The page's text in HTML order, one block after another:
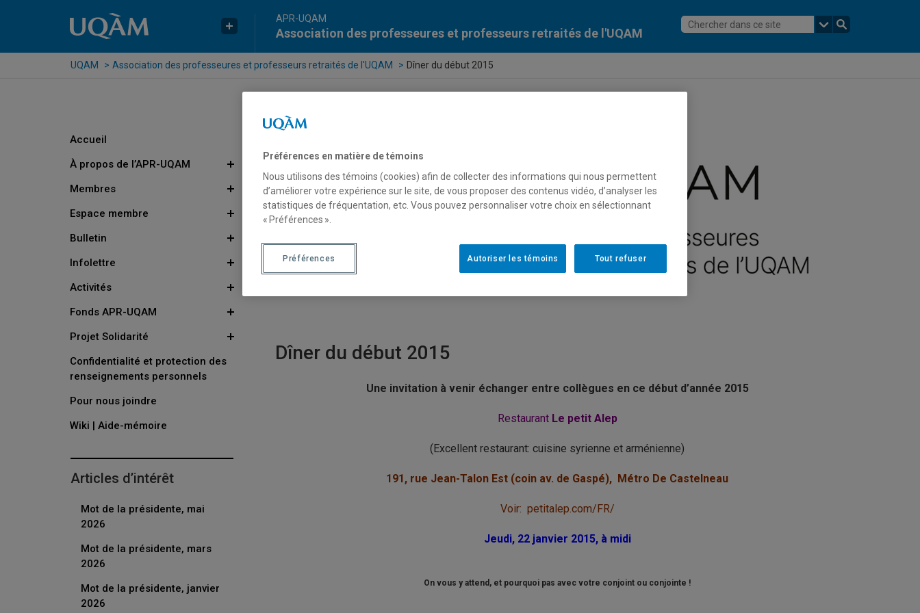
APR-UQAM
Association des professeures et professeurs retraités de l'UQAM
UQAM Association des professeures et professeurs retraités de l'UQAM Dîner du début 2015
Accueil
À propos de l’APR-UQAM
Membres
Espace membre
Bulletin
Infolettre
Activités
Fonds APR-UQAM
Projet Solidarité
Confidentialité et protection des
renseignements personnels
Pour nous joindre
Wiki | Aide-mémoire
Articles d’intérêt
Mot de la présidente, mai
2026
Mot de la présidente, mars
2026
Mot de la présidente, janvier
2026
Dîner du début 2015
Une invitation à venir échanger entre collègues en ce début d’année 2015
RestaurantLe petit Alep
(Excellent restaurant: cuisine syrienne et arménienne)
191, rue Jean-Talon Est (coin av. de Gaspé), Métro De Castelneau
Voir: petitalep.com/FR/
Jeudi, 22 janvier 2015, à midi
On vous y attend, et pourquoi pas avec votre conjoint ou conjointe !
Préférences en matière de témoins
Nous utilisons des témoins (cookies) afin de collecter des informations qui nous permettent
d’améliorer votre expérience sur le site, de vous proposer des contenus vidéo, d’analyser les
statistiques de fréquentation, etc. Vous pouvez personnaliser votre choix en sélectionnant
« Préférences ».
Tout refuser
Autoriser les témoins
Préférences